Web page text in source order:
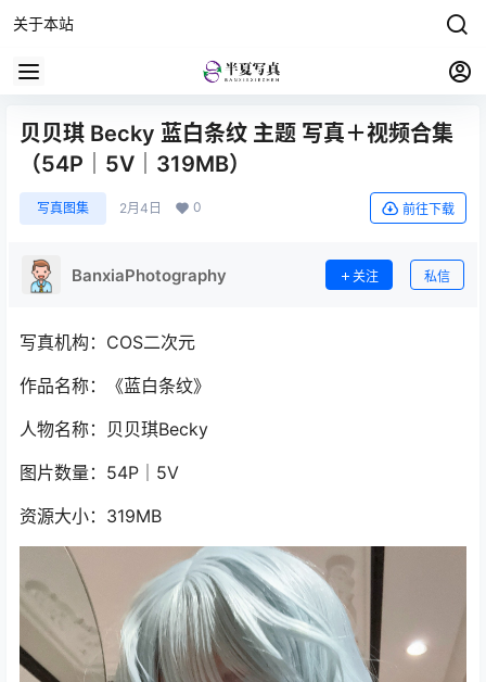
关于本站
贝贝琪 Becky 蓝白条纹 主题 写真＋视频合集
（54P｜5V｜319MB）
写真图集 2月4日 0 前往下载
BanxiaPhotography 关注 私信
写真机构：COS二次元
作品名称：《蓝白条纹》
人物名称：贝贝琪Becky
图片数量：54P｜5V
资源大小：319MB